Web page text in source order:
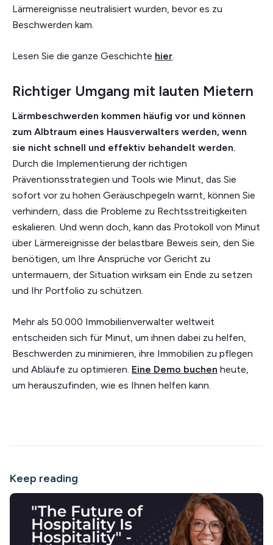
Lärmereignisse neutralisiert wurden, bevor es zu
Beschwerden kam.
Lesen Sie die ganze Geschichte hier.
Richtiger Umgang mit lauten Mietern
Lärmbeschwerden kommen häufig vor und können
zum Albtraum eines Hausverwalters werden, wenn
sie nicht schnell und effektiv behandelt werden.
Durch die Implementierung der richtigen
Präventionsstrategien und Tools wie Minut, das Sie
sofort vor zu hohen Geräuschpegeln warnt, können Sie
verhindern, dass die Probleme zu Rechtsstreitigkeiten
eskalieren. Und wenn doch, kann das Protokoll von Minut
über Lärmereignisse der belastbare Beweis sein, den Sie
benötigen, um Ihre Ansprüche vor Gericht zu
untermauern, der Situation wirksam ein Ende zu setzen
und Ihr Portfolio zu schützen.
Mehr als 50.000 Immobilienverwalter weltweit
entscheiden sich für Minut, um ihnen dabei zu helfen,
Beschwerden zu minimieren, ihre Immobilien zu pflegen
und Abläufe zu optimieren. Eine Demo buchen heute,
um herauszufinden, wie es Ihnen helfen kann.
Keep reading